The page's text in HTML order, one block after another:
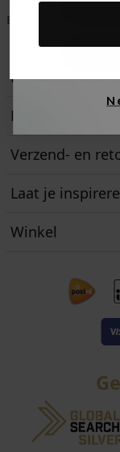
Betaal achteraf met
Klantenservice
Retourneren
Verzend- en
Laat je
Winkel